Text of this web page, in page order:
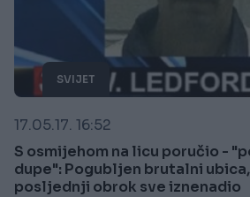
SVIJET
17.05.17. 16:52
S osmijehom na licu poručio -
dupe": Pogubljen brutalni
posljednji obrok sve iznenadio